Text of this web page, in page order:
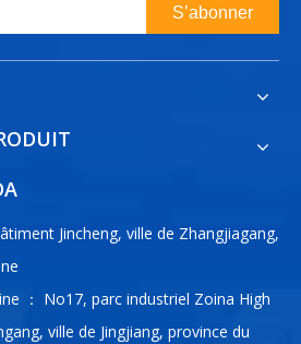
S’abonner
Jincheng, ville de Zhangjiagang,
： No17, parc industriel Zoina High
ville de Jingjiang, province du